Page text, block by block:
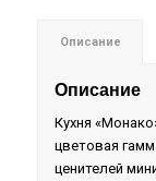
Описание
Описание
Кухня
цветовая
ценителей